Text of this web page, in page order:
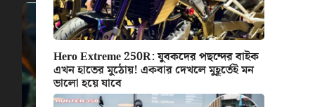
Hero Extreme 250R: যুবকদের পছন্দের বাইক
এখন হাতের মুঠোয়! একবার দেখলে মুহূর্তেই মন
ভালো হয়ে যাবে